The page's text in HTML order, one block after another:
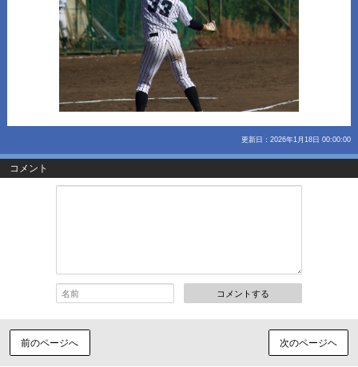
更新日：2026年1月18日 00:00:00
コメント
コメントする
前のページへ 次のページヘ